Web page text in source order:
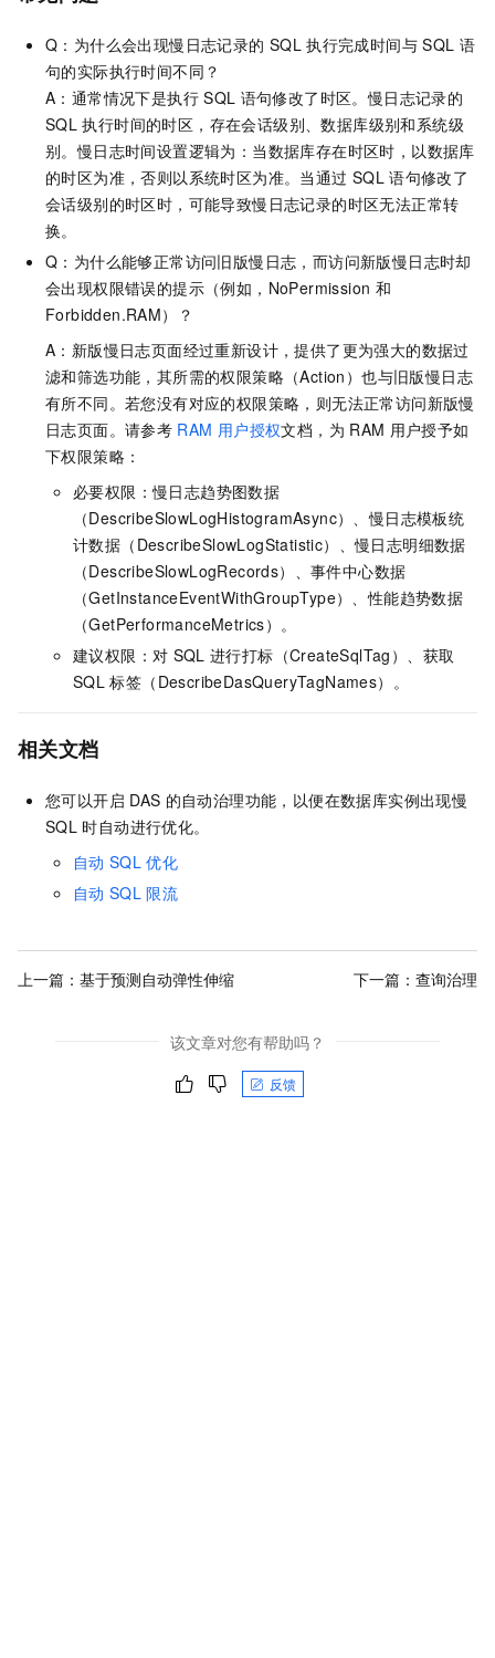
Q：为什么会出现慢日志记录的 SQL 执行完成时间与 SQL 语
句的实际执行时间不同？
A：通常情况下是执行 SQL 语句修改了时区。慢日志记录的
SQL 执行时间的时区，存在会话级别、数据库级别和系统级
别。慢日志时间设置逻辑为：当数据库存在时区时，以数据库
的时区为准，否则以系统时区为准。当通过 SQL 语句修改了
会话级别的时区时，可能导致慢日志记录的时区无法正常转
换。
Q：为什么能够正常访问旧版慢日志，而访问新版慢日志时却
会出现权限错误的提示（例如，NoPermission 和
Forbidden.RAM）？
A：新版慢日志页面经过重新设计，提供了更为强大的数据过
滤和筛选功能，其所需的权限策略（Action）也与旧版慢日志
有所不同。若您没有对应的权限策略，则无法正常访问新版慢
日志页面。请参考 RAM 用户授权文档，为 RAM 用户授予如
下权限策略：
必要权限：慢日志趋势图数据
（DescribeSlowLogHistogramAsync）、慢日志模板统
计数据（DescribeSlowLogStatistic）、慢日志明细数据
（DescribeSlowLogRecords）、事件中心数据
（GetInstanceEventWithGroupType）、性能趋势数据
（GetPerformanceMetrics）。
建议权限：对 SQL 进行打标（CreateSqlTag）、获取
SQL 标签（DescribeDasQueryTagNames）。
相关文档
您可以开启 DAS 的自动治理功能，以便在数据库实例出现慢
SQL 时自动进行优化。
自动 SQL 优化
自动 SQL 限流
上一篇： 基于预测自动弹性伸缩 下一篇： 查询治理
该文章对您有帮助吗？
反馈